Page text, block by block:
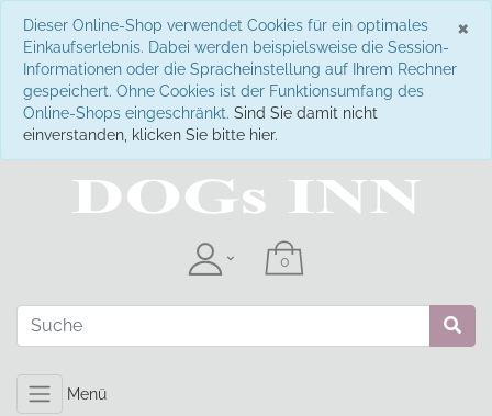
×
Dieser Online-Shop verwendet Cookies für ein optimales
Einkaufserlebnis. Dabei werden beispielsweise die Session-
Informationen oder die Spracheinstellung auf Ihrem Rechner
gespeichert. Ohne Cookies ist der Funktionsumfang des
Online-Shops eingeschränkt. Sind Sie damit nicht
einverstanden, klicken Sie bitte hier.
Menü